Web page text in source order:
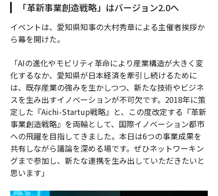
「革新事業創造戦略」はバージョン2.0へ
イベントは、愛知県知事の大村秀章による主催者挨拶か
ら幕を開けた。
「AIの進化やモビリティ革命により産業構造が大きく変
化するなか、愛知県が日本経済を牽引し続けるために
は、既存産業の強みを生かしつつ、新たな技術やビジネ
スを生み出すイノベーションが不可欠です。2018年に策
定した『Aichi-Startup戦略』と、この度改定する『革新
事業創造戦略』を両輪として、国際イノベーション都市
への飛躍を目指してきました。本日は6つの事業成果を
共有しながら議論を深める場です。ぜひネットワーキン
グまで参加し、新たな連携を生み出していただきたいと
思います」